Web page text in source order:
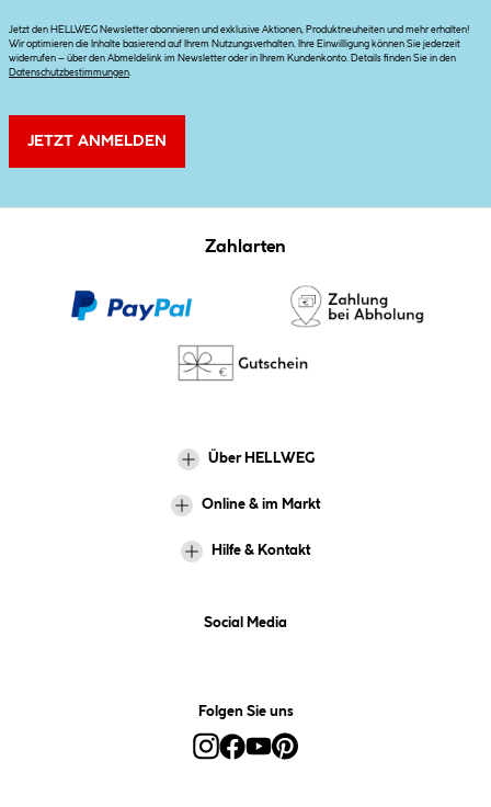
Jetzt den HELLWEG Newsletter abonnieren und exklusive Aktionen, Produktneuheiten und mehr erhalten!
Wir optimieren die Inhalte basierend auf Ihrem Nutzungsverhalten. Ihre Einwilligung können Sie jederzeit
widerrufen – über den Abmeldelink im Newsletter oder in Ihrem Kundenkonto. Details finden Sie in den
Datenschutzbestimmungen
JETZT ANMELDEN
Zahlarten
Über HELLWEG
Online & im Markt
Hilfe & Kontakt
Social Media
Folgen Sie uns